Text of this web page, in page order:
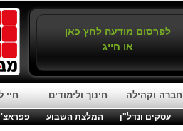
לפרסום מודעהלחץ כאן
או חייג
חברה וקהילה חינוך ולימודים חיי
עסקים ונדל"ן המלצת השבוע